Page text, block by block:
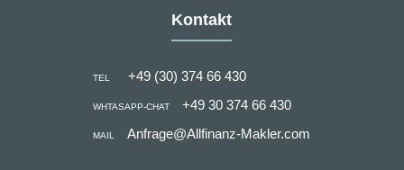
Kontakt
TEL +49 (30) 374 66 430
WHTASAPP-CHAT +49 30 374 66 430
MAIL Anfrage@Allfinanz-Makler.com